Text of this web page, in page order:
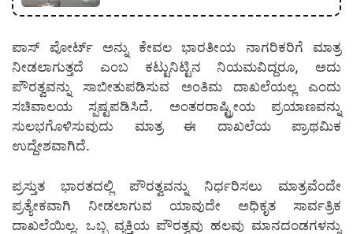
ಪಾಸ್‌ ಪೋರ್ಟ್ ಅನ್ನು ಕೇವಲ ಭಾರತೀಯ ನಾಗರಿಕರಿಗೆ ಮಾತ್ರ
ನೀಡಲಾಗುತ್ತದೆ ಎಂಬ ಕಟ್ಟುನಿಟ್ಟಿನ ನಿಯಮವಿದ್ದರೂ, ಅದು
ಪೌರತ್ವವನ್ನು ಸಾಬೀತುಪಡಿಸುವ ಅಂತಿಮ ದಾಖಲೆಯಲ್ಲ ಎಂದು
ಸಚಿವಾಲಯ ಸ್ಪಷ್ಟಪಡಿಸಿದೆ. ಅಂತರರಾಷ್ಟ್ರೀಯ ಪ್ರಯಾಣವನ್ನು
ಸುಲಭಗೊಳಿಸುವುದು ಮಾತ್ರ ಈ ದಾಖಲೆಯ ಪ್ರಾಥಮಿಕ
ಉದ್ದೇಶವಾಗಿದೆ.
ಪ್ರಸ್ತುತ ಭಾರತದಲ್ಲಿ ಪೌರತ್ವವನ್ನು ನಿರ್ಧರಿಸಲು ಮಾತ್ರವೆಂದೇ
ಪ್ರತ್ಯೇಕವಾಗಿ ನೀಡಲಾಗುವ ಯಾವುದೇ ಅಧಿಕೃತ ಸಾರ್ವತ್ರಿಕ
ದಾಖಲೆಯಿಲ್ಲ. ಒಬ್ಬ ವ್ಯಕ್ತಿಯ ಪೌರತ್ವವು ಹಲವು ಮಾನದಂಡಗಳನ್ನು